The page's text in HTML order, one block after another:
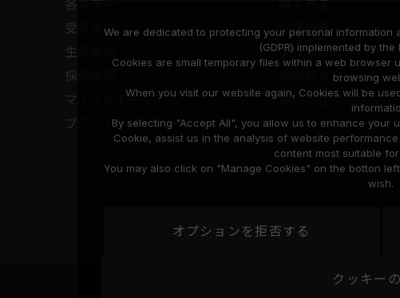
各事業所
受賞実績
生産拠点
採用情報
マイルストーン
ブランドアイデンティティ
購入方法
保証概要
ダウンロード
お問合せフォーム
製品の互換性クエリ
Cookie のポ
We are dedicated to protecting your personal information
(GDPR) implemented by the
Cookies are small temporary files within a web
browsing
When you visit our website again, Cookies will be
By selecting "Accept All", you allow us to enhance
Cookie, assist us in the analysis of website
content most suitable
You may also click on "Manage Cookies" on the botton
wish.
オプションを拒否する
クッキー